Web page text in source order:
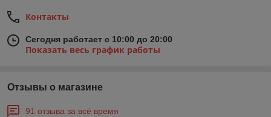
Контакты
Сегодня работает с 10:00 до 20:00
Показать весь график работы
Отзывы о магазине
91 отзыва за всё время